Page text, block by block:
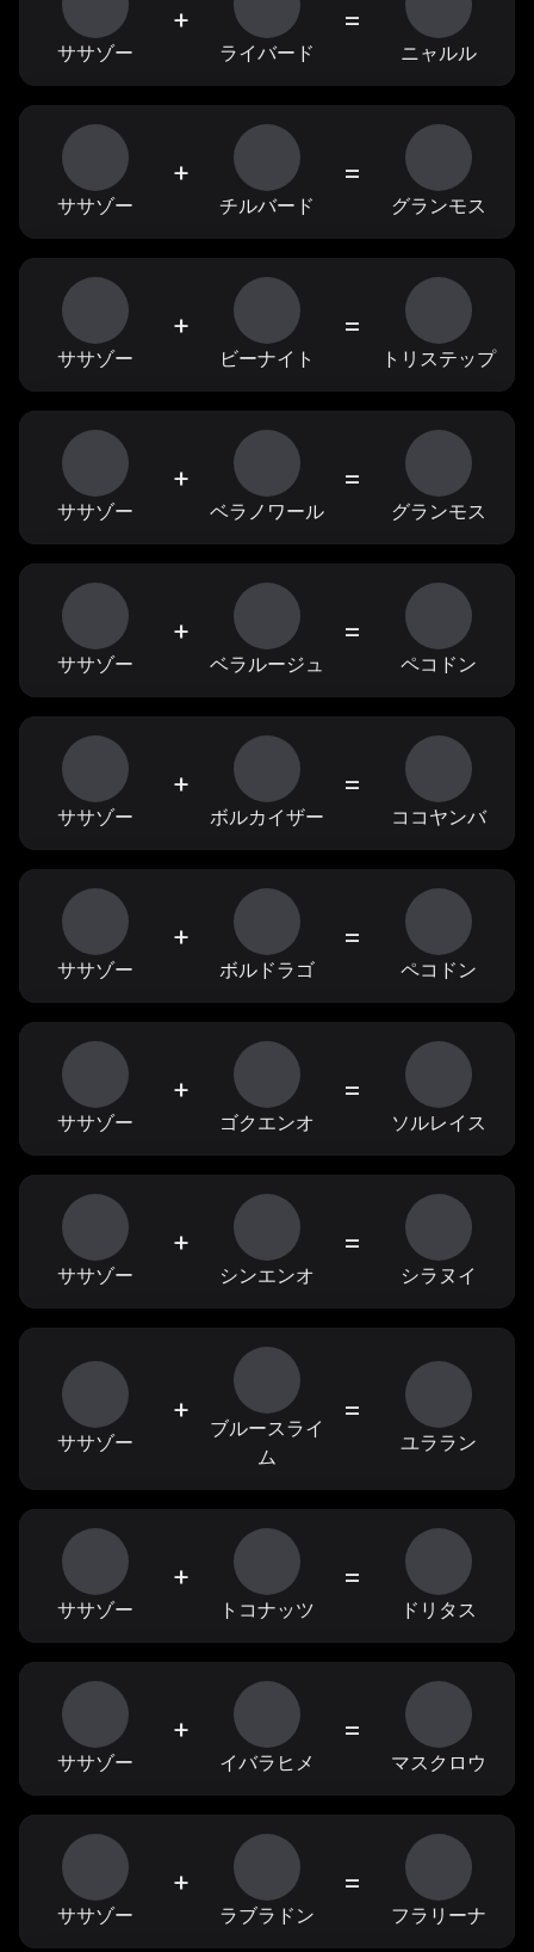
ササゾー
+
ライバード
=
ニャルル
ササゾー
+
チルバード
=
グランモス
ササゾー
+
ビーナイト
=
トリステップ
ササゾー
+
ベラノワール
=
グランモス
ササゾー
+
ベラルージュ
=
ペコドン
ササゾー
+
ボルカイザー
=
ココヤンバ
ササゾー
+
ボルドラゴ
=
ペコドン
ササゾー
+
ゴクエンオ
=
ソルレイス
ササゾー
+
シンエンオ
=
シラヌイ
ササゾー
+
ブルースライ
ム
=
ユララン
ササゾー
+
トコナッツ
=
ドリタス
ササゾー
+
イバラヒメ
=
マスクロウ
ササゾー
+
ラブラドン
=
フラリーナ